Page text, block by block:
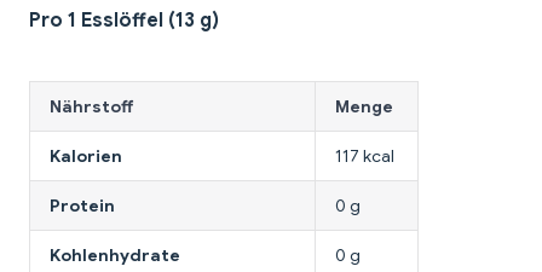
Pro 1 Esslöffel (13 g)
Nährstoff Menge
Kalorien 117 kcal
Protein 0 g
Kohlenhydrate 0 g